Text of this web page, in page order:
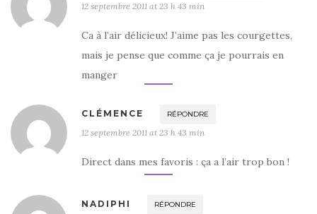
12 septembre 2011 at 23 h 43 min
Ca à l’air délicieux! J’aime pas les courgettes,
mais je pense que comme ça je pourrais en
manger
CLÉMENCE RÉPONDRE
12 septembre 2011 at 23 h 43 min
Direct dans mes favoris : ça a l’air trop bon !
NADIPHI RÉPONDRE